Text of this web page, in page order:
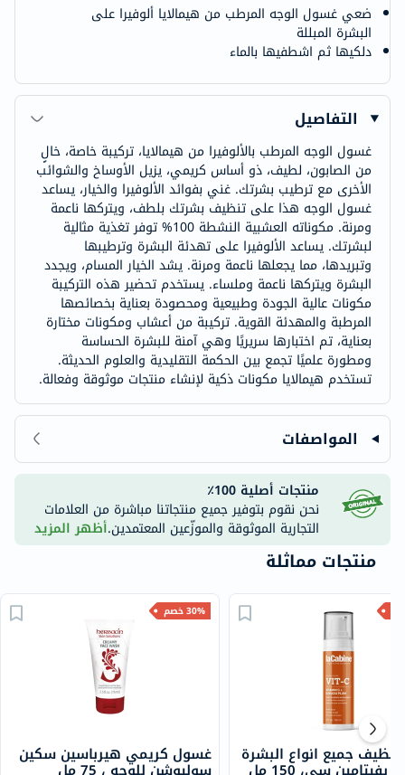
ضعي غسول الوجه المرطب من هيمالايا ألوفيرا على
البشرة المبللة
دلكيها ثم اشطفيها بالماء
التفاصيل
غسول الوجه المرطب بالألوفيرا من هيمالايا، تركيبة خاصة، خالٍ
من الصابون، لطيف، ذو أساس كريمي، يزيل الأوساخ والشوائب
الأخرى مع ترطيب بشرتك. غني بفوائد الألوفيرا والخيار، يساعد
غسول الوجه هذا على تنظيف بشرتك بلطف، ويتركها ناعمة
ومرنة. مكوناته العشبية النشطة 100% توفر تغذية مثالية
لبشرتك. يساعد الألوفيرا على تهدئة البشرة وترطيبها
وتبريدها، مما يجعلها ناعمة ومرنة. يشد الخيار المسام، ويجدد
البشرة ويتركها ناعمة وملساء. يستخدم تحضير هذه التركيبة
مكونات عالية الجودة وطبيعية ومحصودة بعناية بخصائصها
المرطبة والمهدئة القوية. تركيبة من أعشاب ومكونات مختارة
بعناية، تم اختبارها سريريًا وهي آمنة للبشرة الحساسة
ومطورة علميًا تجمع بين الحكمة التقليدية والعلوم الحديثة.
تستخدم هيمالايا مكونات ذكية لإنشاء منتجات موثوقة وفعالة.
المواصفات
منتجات أصلية 100٪
نحن نقوم بتوفير جميع منتجاتنا مباشرة من العلامات
التجارية الموثوقة والموزّعين المعتمدين.أظهر المزيد
منتجات مماثلة
30% خصم
غسول كريمي هيرباسين سكين جميع انواع البشرة